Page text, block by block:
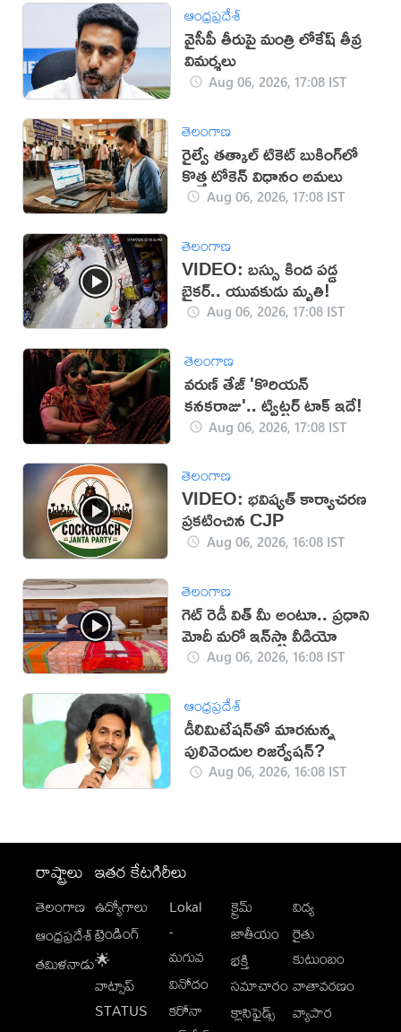
ఆంధ్రప్రదేశ్
వైసీపీ తీరుపై మంత్రి లోకేష్ తీవ్ర
విమర్శలు
Aug 06, 2026, 17:08 IST
తెలంగాణ
రైల్వే తత్కాల్ టికెట్ బుకింగ్‌లో
కొత్త టోకెన్ విధానం అమలు
Aug 06, 2026, 17:08 IST
తెలంగాణ
VIDEO: బస్సు కింద పడ్డ
బైకర్.. యువకుడు మృతి!
Aug 06, 2026, 17:08 IST
తెలంగాణ
వరుణ్ తేజ్ 'కొరియన్
కనకరాజు'.. ట్విట్టర్ టాక్ ఇదే!
Aug 06, 2026, 17:08 IST
తెలంగాణ
VIDEO: భవిష్యత్ కార్యాచరణ
ప్రకటించిన CJP
Aug 06, 2026, 16:08 IST
తెలంగాణ
గెట్ రెడీ విత్ మీ అంటూ.. ప్రధాని
మోదీ మరో ఇన్‌స్టా వీడియో
Aug 06, 2026, 16:08 IST
ఆంధ్రప్రదేశ్
డీలిమిటేషన్‌తో మారనున్న
పులివెందుల రిజర్వేషన్?
Aug 06, 2026, 16:08 IST
రాష్ట్రాలు
తెలంగాణ
ఆంధ్రప్రదేశ్
తమిళనాడు
ఇతర కేటగిరీలు
ఉద్యోగాలు
ట్రెండింగ్
🌟
వాట్సాప్
STATUS
Lokal
-
మగువ
వినోదం
కరోనా
క్రైమ్
జాతీయం
భక్తి
సమాచారం
క్లాసిఫైడ్స్
విద్య
రైతు
కుటుంబం
వాతావరణం
వ్యాపార